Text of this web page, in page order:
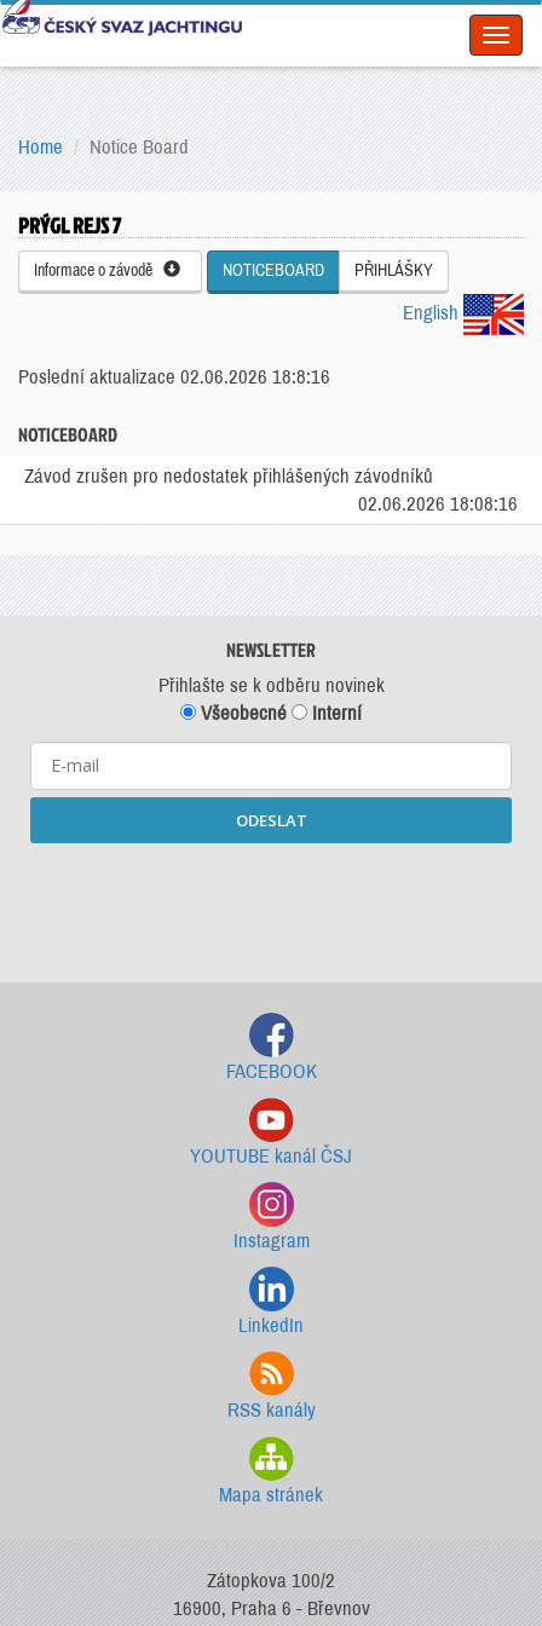
Home Notice Board
PRÝGL REJS 7
Informace o závodě NOTICEBOARD PŘIHLÁŠKY
English
Poslední aktualizace 02.06.2026 18:8:16
NOTICEBOARD
Závod zrušen pro nedostatek přihlášených závodníků
02.06.2026 18:08:16
NEWSLETTER
Přihlašte se k odběru novinek
Všeobecné
Interní
ODESLAT
FACEBOOK
YOUTUBE kanál ČSJ
Instagram
LinkedIn
RSS kanály
Mapa stránek
Zátopkova 100/2
16900, Praha 6 - Břevnov